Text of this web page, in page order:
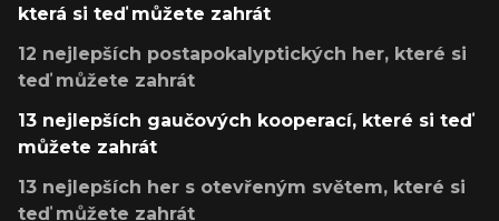
která si teď můžete zahrát
12 nejlepších postapokalyptických her, které si
teď můžete zahrát
13 nejlepších gaučových kooperací, které si teď
můžete zahrát
13 nejlepších her s otevřeným světem, které si
teď můžete zahrát